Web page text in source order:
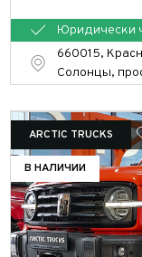
Юридически
660015,
Солонцы,
ARCTIC TRUCKS
В НАЛИЧИИ